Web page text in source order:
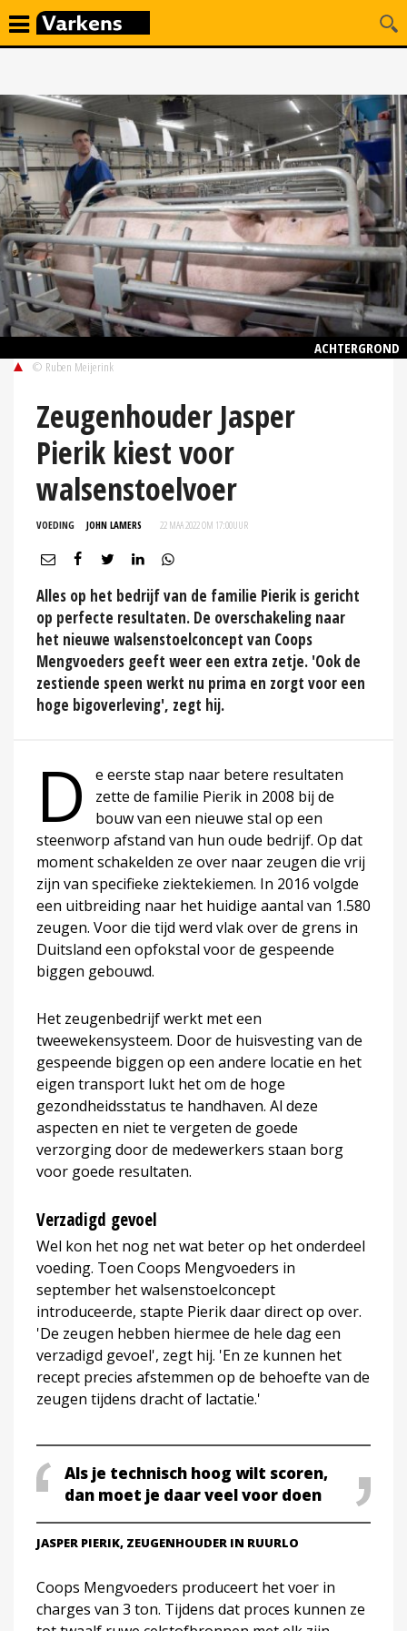
ACHTERGROND
© Ruben Meijerink
Zeugenhouder Jasper
Pierik kiest voor
walsenstoelvoer
VOEDING JOHN LAMERS 22 MAA 2022 OM 17:00UUR
Alles op het bedrijf van de familie Pierik is gericht
op perfecte resultaten. De overschakeling naar
het nieuwe walsenstoelconcept van Coops
Mengvoeders geeft weer een extra zetje. 'Ook de
zestiende speen werkt nu prima en zorgt voor een
hoge bigoverleving', zegt hij.
D
e eerste stap naar betere resultaten
zette de familie Pierik in 2008 bij de
bouw van een nieuwe stal op een
steenworp afstand van hun oude bedrijf. Op dat
moment schakelden ze over naar zeugen die vrij
zijn van specifieke ziektekiemen. In 2016 volgde
een uitbreiding naar het huidige aantal van 1.580
zeugen. Voor die tijd werd vlak over de grens in
Duitsland een opfokstal voor de gespeende
biggen gebouwd.
Het zeugenbedrijf werkt met een
tweewekensysteem. Door de huisvesting van de
gespeende biggen op een andere locatie en het
eigen transport lukt het om de hoge
gezondheidsstatus te handhaven. Al deze
aspecten en niet te vergeten de goede
verzorging door de medewerkers staan borg
voor goede resultaten.
Verzadigd gevoel
Wel kon het nog net wat beter op het onderdeel
voeding. Toen Coops Mengvoeders in
september het walsenstoelconcept
introduceerde, stapte Pierik daar direct op over.
'De zeugen hebben hiermee de hele dag een
verzadigd gevoel', zegt hij. 'En ze kunnen het
recept precies afstemmen op de behoefte van de
zeugen tijdens dracht of lactatie.'
Als je technisch hoog wilt scoren,
dan moet je daar veel voor doen
JASPER PIERIK, ZEUGENHOUDER IN RUURLO
Coops Mengvoeders produceert het voer in
charges van 3 ton. Tijdens dat proces kunnen ze